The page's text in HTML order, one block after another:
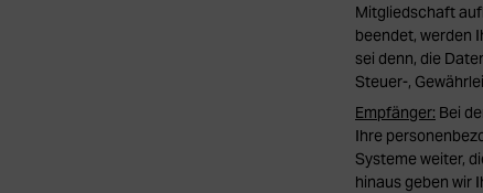
Mitgliedschaft
beendet, werden
sei denn, die
Steuer-,
Empfänger: Bei
Ihre
Systeme weiter,
hinaus geben wir